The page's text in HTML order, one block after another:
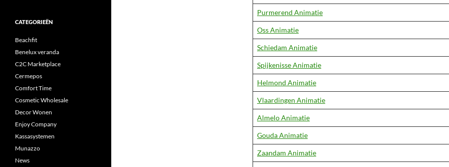
Purmerend Animatie
Oss Animatie
Schiedam Animatie
Spijkenisse Animatie
Helmond Animatie
Vlaardingen Animatie
Almelo Animatie
Gouda Animatie
Zaandam Animatie
CATEGORIEËN
Beachfit
Benelux veranda
C2C Marketplace
Cermepos
Comfort Time
Cosmetic Wholesale
Decor Wonen
Enjoy Company
Kassasystemen
Munazzo
News